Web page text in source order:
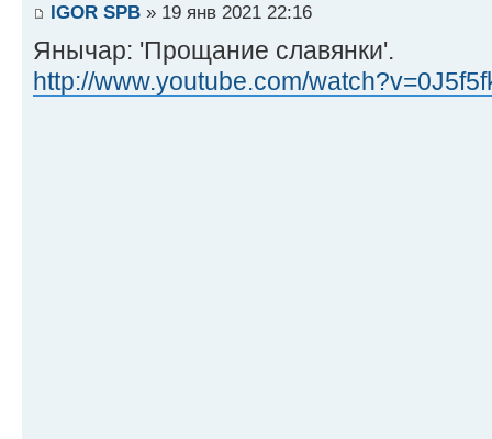
IGOR SPB » 19 янв 2021 22:16
Янычар: 'Прощание славянки'.
http://www.youtube.com/